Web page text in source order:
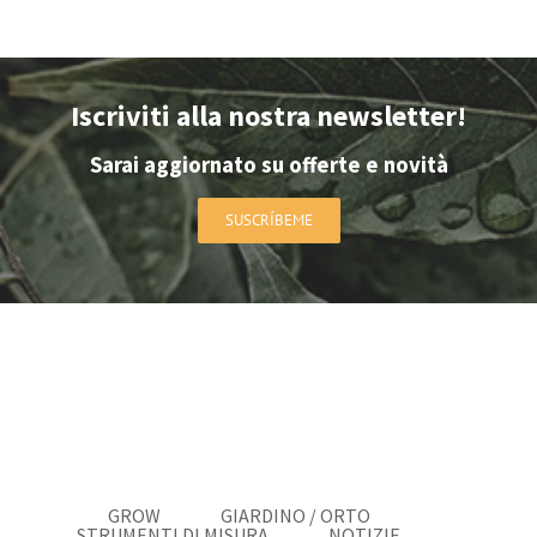
Iscriviti alla nostra newsletter!
Sarai aggiornato su offerte e novità
SUSCRÍBEME
GROW
GIARDINO / ORTO